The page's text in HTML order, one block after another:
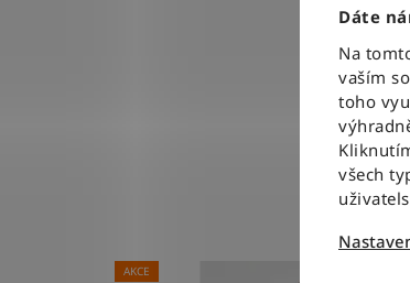
Dáte
Na
vaším
toho
všech
AKCE